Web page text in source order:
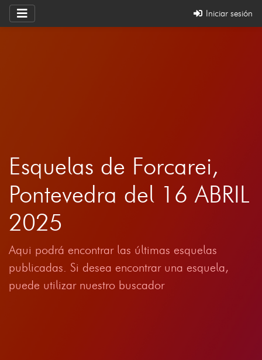
Iniciar sesión
Esquelas de Forcarei,
Pontevedra del 16 ABRIL
2025
Aqui podrá encontrar las últimas esquelas
publicadas. Si desea encontrar una esquela,
puede utilizar nuestro buscador